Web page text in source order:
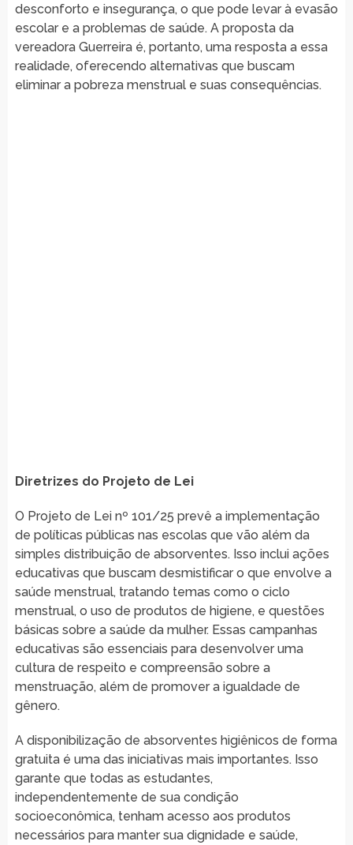
desconforto e insegurança, o que pode levar à evasão
escolar e a problemas de saúde. A proposta da
vereadora Guerreira é, portanto, uma resposta a essa
realidade, oferecendo alternativas que buscam
eliminar a pobreza menstrual e suas consequências.
Diretrizes do Projeto de Lei
O Projeto de Lei nº 101/25 prevê a implementação
de políticas públicas nas escolas que vão além da
simples distribuição de absorventes. Isso inclui ações
educativas que buscam desmistificar o que envolve a
saúde menstrual, tratando temas como o ciclo
menstrual, o uso de produtos de higiene, e questões
básicas sobre a saúde da mulher. Essas campanhas
educativas são essenciais para desenvolver uma
cultura de respeito e compreensão sobre a
menstruação, além de promover a igualdade de
gênero.
A disponibilização de absorventes higiênicos de forma
gratuita é uma das iniciativas mais importantes. Isso
garante que todas as estudantes,
independentemente de sua condição
socioeconômica, tenham acesso aos produtos
necessários para manter sua dignidade e saúde,